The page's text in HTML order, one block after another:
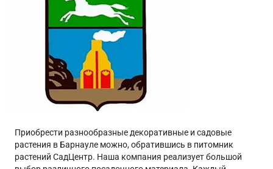
Приобрести разнообразные декоративные и садовые
растения в Барнауле можно, обратившись в питомник
растений СадЦентр. Наша компания реализует большой